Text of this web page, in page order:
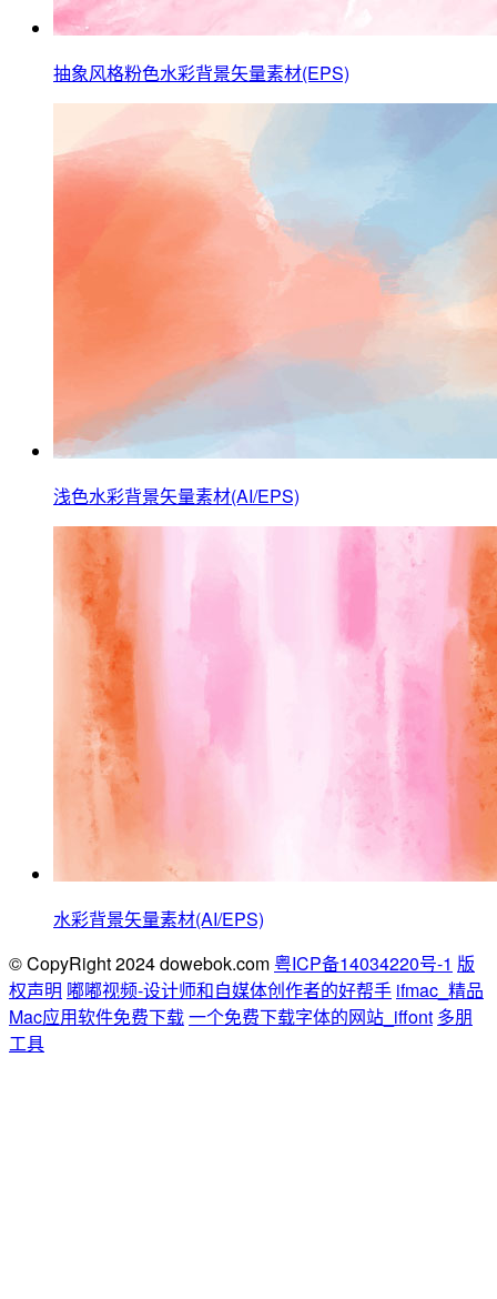
抽象风格粉色水彩背景矢量素材(EPS)
浅色水彩背景矢量素材(AI/EPS)
水彩背景矢量素材(AI/EPS)
© CopyRight 2024 dowebok.com 粤ICP备14034220号-1 版
权声明 嘟嘟视频-设计师和自媒体创作者的好帮手 ifmac_精品
Mac应用软件免费下载一个免费下载字体的网站_iffont 多朋
工具